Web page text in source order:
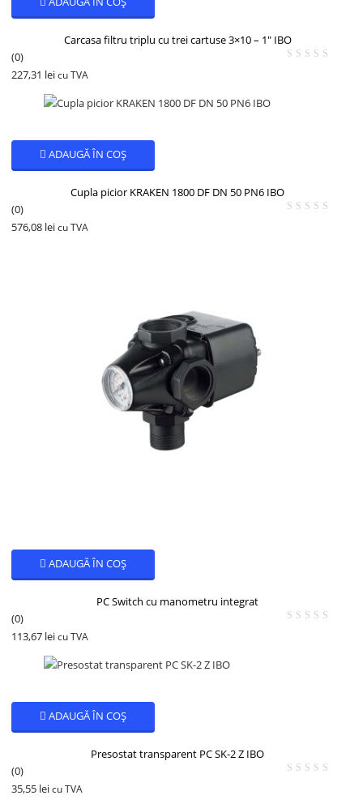
Carcasa filtru triplu cu trei cartuse 3×10 – 1″ IBO
(0)
227,31 lei cu TVA
ADAUGĂ ÎN COȘ
Cupla picior KRAKEN 1800 DF DN 50 PN6 IBO
(0)
576,08 lei cu TVA
ADAUGĂ ÎN COȘ
PC Switch cu manometru integrat
(0)
113,67 lei cu TVA
ADAUGĂ ÎN COȘ
Presostat transparent PC SK-2 Z IBO
(0)
35,55 lei cu TVA